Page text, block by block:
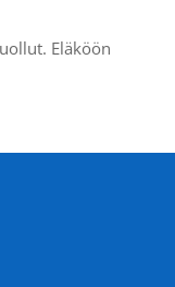
Eläköön